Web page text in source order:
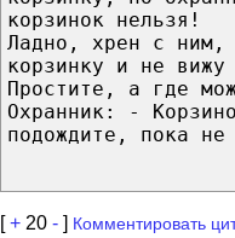
корзинок нельзя!
Ладно, хрен с ним,
корзинку и не
Простите, а где
Охранник: -
подождите, пока не
[+ 20 - ] Комментировать